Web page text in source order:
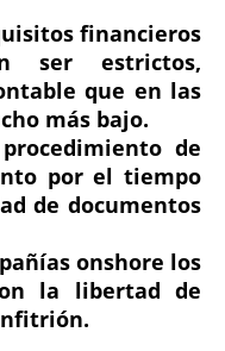
financieros
ser estrictos,
que en las
más bajo.
de
por el tiempo
de documentos
onshore los
la libertad de